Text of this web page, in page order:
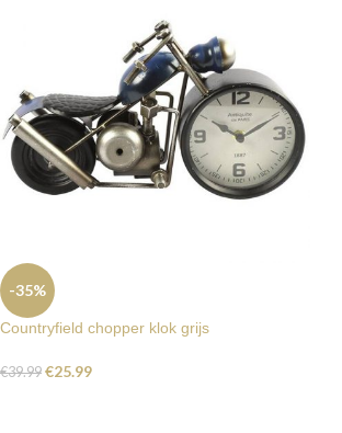
-35%
Countryfield chopper klok grijs
€39.99 €25.99